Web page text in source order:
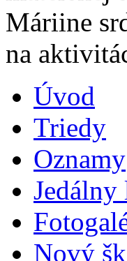
Máriine
na
Úvod
Triedy
Oznamy
Nový